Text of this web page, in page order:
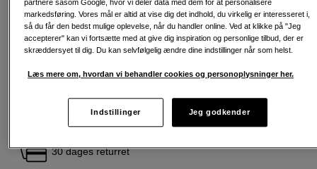
Antal
Læg i indkøbskurv
Fri fragt ved køb over 500 kr.
30 dages returret
partnere såsom Google, hvor vi deler data med dem for at personalisere
markedsføring. Vores mål er altid at vise dig det indhold, du virkelig er interesseret i,
så du får den bedst mulige oplevelse, når du handler online. Ved at klikke på "Jeg
accepterer" kan vi fortsætte med at give dig inspiration og personlige tilbud, der er
skræddersyet til dig. Du kan selvfølgelig ændre dine indstillinger når som helst.
Læs mere om, hvordan vi behandler cookies og personoplysninger her.
Indstillinger Jeg godkender